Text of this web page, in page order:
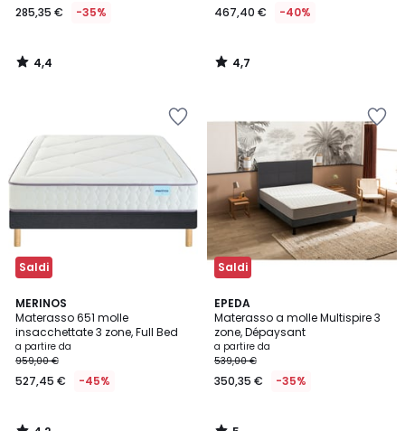
285,35 € -35%
4,4
/
467,40 € -40%
4,7
/
Saldi
MERINOS
Materasso 651 molle
insacchettate 3 zone, Full Bed
a partire da
959,00 €
527,45 € -45%
4,2
/ 5
Saldi
EPEDA
Materasso a molle Multispire 3
zone, Dépaysant
a partire da
539,00 €
350,35 € -35%
5
/
5